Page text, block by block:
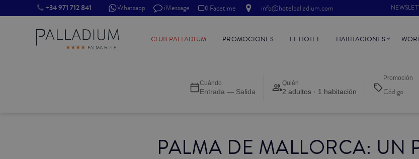
PALMA DE MALLORCA: UN
+34 971 712 841 Whatsapp iMessage Facetime info@hotelpalladium.com
CLUB PALLADIUM PROMOCIONES EL HOTEL HABITACIONES
Cuándo
Entrada — Salida
Quién
2 adultos · 1 habitación
Promoción
INDIVIDUAL RED